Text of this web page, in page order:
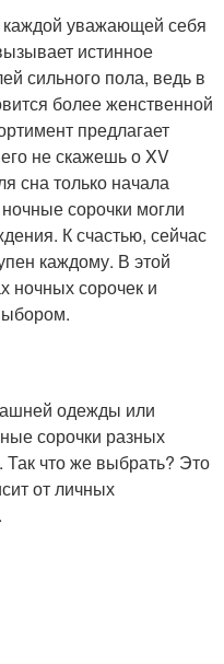
каждой уважающей себя
истинное
сильного пола, ведь в
более женственной
предлагает
не скажешь о XV
сна только начала
сорочки могли
К счастью, сейчас
каждому. В этой
ночных сорочек и
одежды или
сорочки разных
что же выбрать? Это
от личных